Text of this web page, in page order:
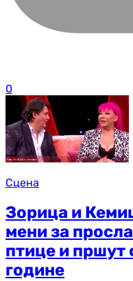
0
Сцена
Зорица и
мени за
птице и пршут
године